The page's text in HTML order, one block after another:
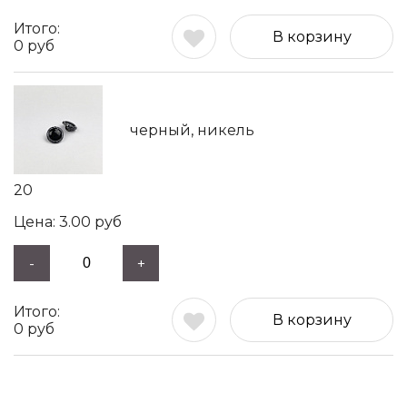
0 руб
В корзину
черный, никель
20
3.00 руб
- +
0 руб
В корзину